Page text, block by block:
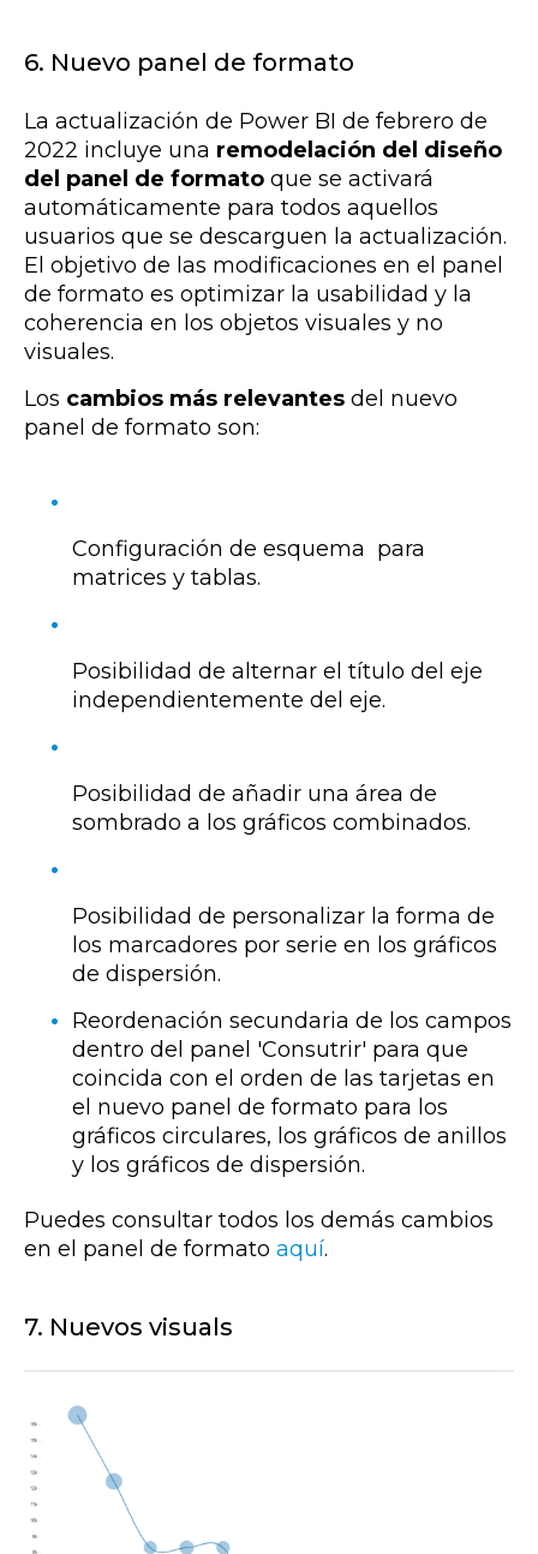
6. Nuevo panel de formato
La actualización de Power BI de febrero de
2022 incluye una remodelación del diseño
del panel de formato que se activará
automáticamente para todos aquellos
usuarios que se descarguen la actualización.
El objetivo de las modificaciones en el panel
de formato es optimizar la usabilidad y la
coherencia en los objetos visuales y no
visuales.
Los cambios más relevantes del nuevo
panel de formato son:
Configuración de esquema para
matrices y tablas.
Posibilidad de alternar el título del eje
independientemente del eje.
Posibilidad de añadir una área de
sombrado a los gráficos combinados.
Posibilidad de personalizar la forma de
los marcadores por serie en los gráficos
de dispersión.
Reordenación secundaria de los campos
dentro del panel 'Consutrir' para que
coincida con el orden de las tarjetas en
el nuevo panel de formato para los
gráficos circulares, los gráficos de anillos
y los gráficos de dispersión.
Puedes consultar todos los demás cambios
en el panel de formato aquí.
7. Nuevos visuals